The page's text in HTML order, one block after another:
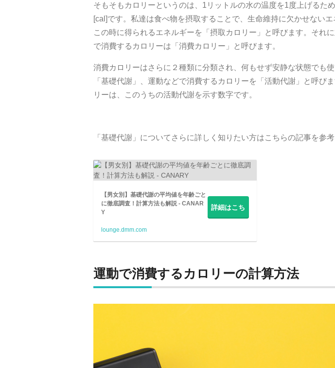
そもそもカロリーというのは、1リットルの水の温度を1度上げるた
[cal]です。私達は食べ物を摂取することで、生命維持に欠かせないエ
この時に得られるエネルギーを「摂取カロリー」と呼びます。それ
で消費するカロリーは「消費カロリー」と呼びます。
消費カロリーはさらに２種類に分類され、何もせず安静な状態でも
「基礎代謝」、運動などで消費するカロリーを「活動代謝」と呼び
リーは、このうちの活動代謝を示す数字です。
「基礎代謝」についてさらに詳しく知りたい方はこちらの記事を参
【男女別】基礎代謝の平均値を年齢ごと
に徹底調査！計算方法も解説 - CANAR
Y
詳細はこち
lounge.dmm.com
運動で消費するカロリーの計算方法